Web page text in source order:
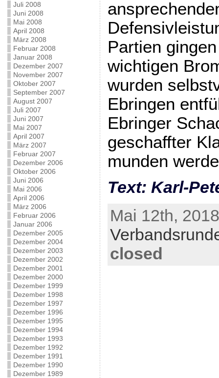
Juli 2008
Juni 2008
Mai 2008
April 2008
März 2008
Februar 2008
Januar 2008
Dezember 2007
November 2007
Oktober 2007
September 2007
August 2007
Juli 2007
Juni 2007
Mai 2007
April 2007
März 2007
Februar 2007
Dezember 2006
Oktober 2006
Juni 2006
Mai 2006
April 2006
März 2006
Februar 2006
Januar 2006
Dezember 2005
Dezember 2004
Dezember 2003
Dezember 2002
Dezember 2001
Dezember 2000
Dezember 1999
Dezember 1998
Dezember 1997
Dezember 1996
Dezember 1995
Dezember 1994
Dezember 1993
Dezember 1992
Dezember 1991
Dezember 1990
Dezember 1989
Partien
wichtigen
wurden
Ebringen
Ebringer
geschaffter
munden
Text: Karl-
Mai 12th,
closed